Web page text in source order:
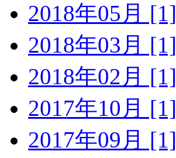
2018年05月 [1]
2018年03月 [1]
2018年02月 [1]
2017年10月 [1]
2017年09月 [1]